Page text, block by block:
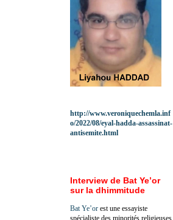
http://www.veroniquechemla.inf
o/2022/08/eyal-hadda-assassinat-
antisemite.html
Interview de Bat Ye’or
sur la dhimmitude
Bat Ye’or est une essayiste
spécialiste des minorités religieuses